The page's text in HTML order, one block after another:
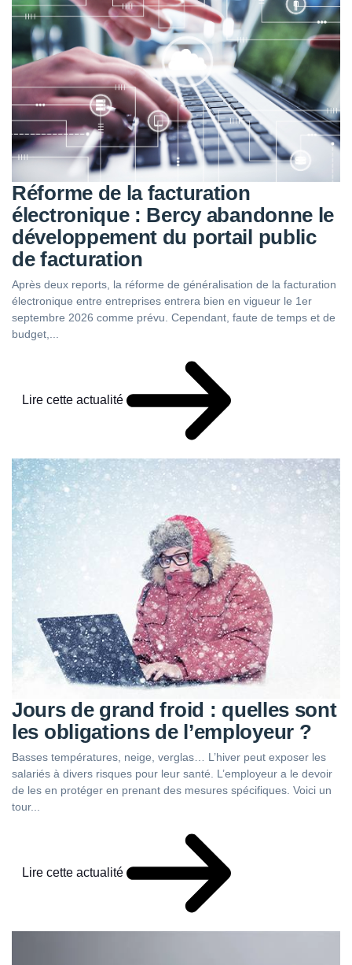
Réforme de la facturation
électronique : Bercy abandonne le
développement du portail public
de facturation
Après deux reports, la réforme de généralisation de la facturation
électronique entre entreprises entrera bien en vigueur le 1er
septembre 2026 comme prévu. Cependant, faute de temps et de
budget,...
Lire cette actualité
Jours de grand froid : quelles sont
les obligations de l’employeur ?
Basses températures, neige, verglas… L’hiver peut exposer les
salariés à divers risques pour leur santé. L’employeur a le devoir
de les en protéger en prenant des mesures spécifiques. Voici un
tour...
Lire cette actualité